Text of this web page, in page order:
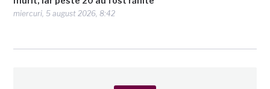
miercuri, 5 august 2026, 8:42